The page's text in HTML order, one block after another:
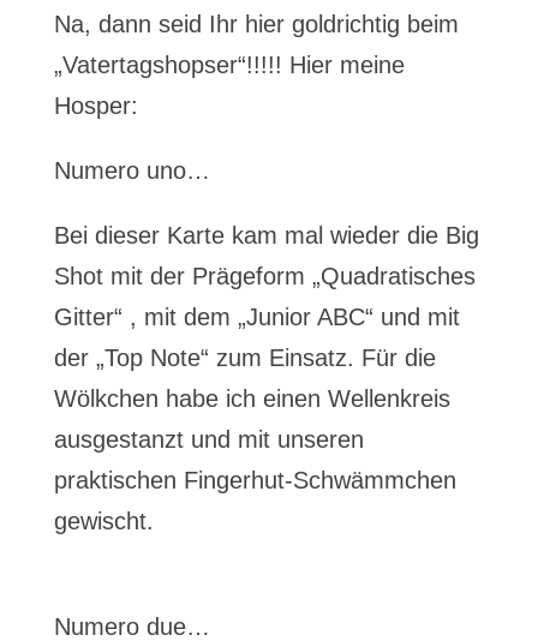
Na, dann seid Ihr hier goldrichtig beim
„Vatertagshopser“!!!!! Hier meine
Hosper:
Numero uno…
Bei dieser Karte kam mal wieder die Big
Shot mit der Prägeform „Quadratisches
Gitter“ , mit dem „Junior ABC“ und mit
der „Top Note“ zum Einsatz. Für die
Wölkchen habe ich einen Wellenkreis
ausgestanzt und mit unseren
praktischen Fingerhut-Schwämmchen
gewischt.
Numero due…